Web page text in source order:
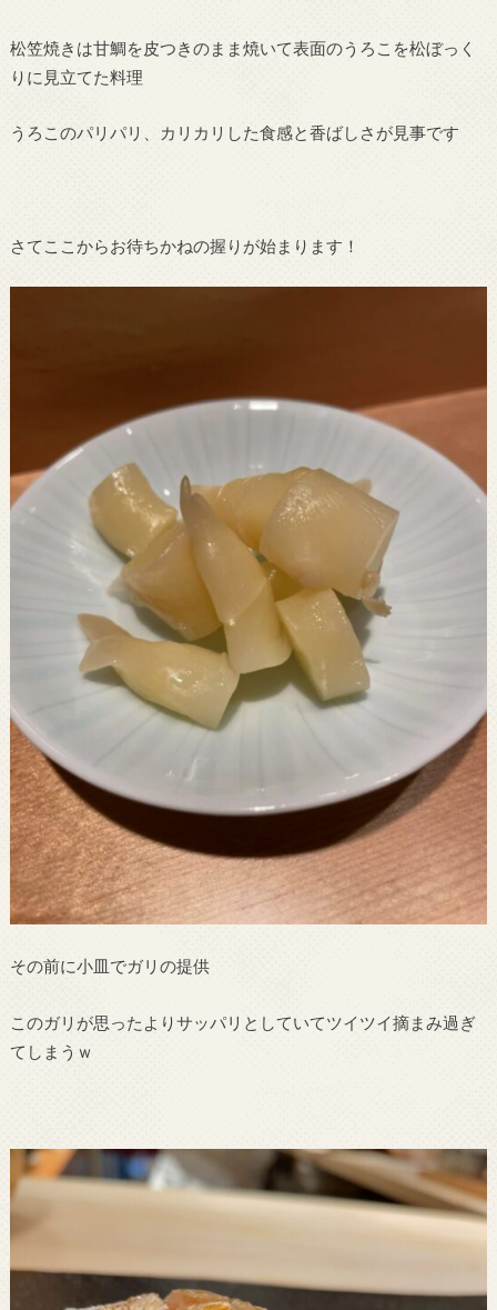
松笠焼きは甘鯛を皮つきのまま焼いて表面のうろこを松ぼっく
りに見立てた料理
うろこのパリパリ、カリカリした食感と香ばしさが見事です
さてここからお待ちかねの握りが始まります！
その前に小皿でガリの提供
このガリが思ったよりサッパリとしていてツイツイ摘まみ過ぎ
てしまうｗ